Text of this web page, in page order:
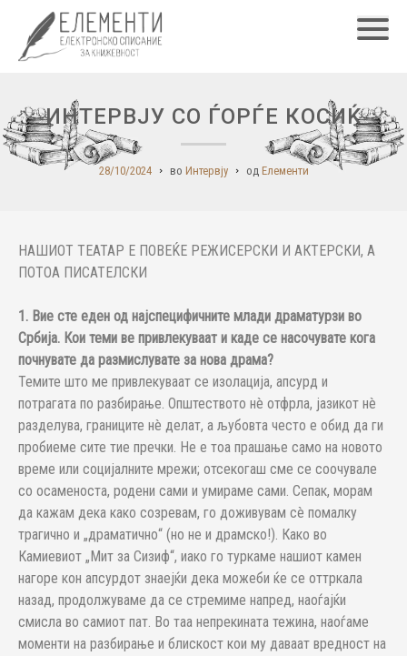
ИНТЕРВЈУ СО ЃОРЃЕ КОСИЌ
28/10/2024 во Интервју од Елементи
НАШИОТ ТЕАТАР Е ПОВЕЌЕ РЕЖИСЕРСКИ И АКТЕРСКИ, А
ПОТОА ПИСАТЕЛСКИ
1. Вие сте еден од најспецифичните млади драматурзи во
Србија. Кои теми ве привлекуваат и каде се насочувате кога
почнувате да размислувате за нова драма?
Темите што ме привлекуваат се изолација, апсурд и
потрагата по разбирање. Општеството нè отфрла, јазикот нè
разделува, границите нè делат, а љубовта често е обид да ги
пробиеме сите тие пречки. Не е тоа прашање само на новото
време или социјалните мрежи; отсекогаш сме се соочувале
со осаменоста, родени сами и умираме сами. Сепак, морам
да кажам дека како созревам, го доживувам сè помалку
трагично и „драматично“ (но не и драмско!). Како во
Камиевиот „Мит за Сизиф“, иако го туркаме нашиот камен
нагоре кон апсурдот знаејќи дека можеби ќе се оттркала
назад, продолжуваме да се стремиме напред, наоѓајќи
смисла во самиот пат. Во таа непрекината тежина, наоѓаме
моменти на разбирање и блискост кои му даваат вредност на